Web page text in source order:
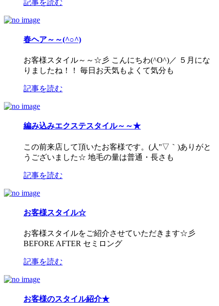
記事を読む
春ヘア～～(^○^)
お客様スタイル～～☆彡 こんにちわ(^O^)／ ５月にな
りましたね！！ 毎日お天気もよくて気分も
記事を読む
編み込みエクステスタイル～～★
この前来店して頂いたお客様です。(人''▽｀)ありがと
うございました☆ 地毛の量は普通・長さも
記事を読む
お客様スタイル☆
お客様スタイルをご紹介させていただきます☆彡
BEFORE AFTER セミロング
記事を読む
お客様のスタイル紹介★